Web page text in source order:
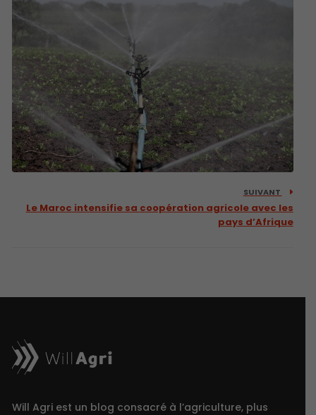
SUIVANT
Le Maroc intensifie sa coopération agricole avec les
pays d’Afrique
Will Agri est un blog consacré à l’agriculture, plus